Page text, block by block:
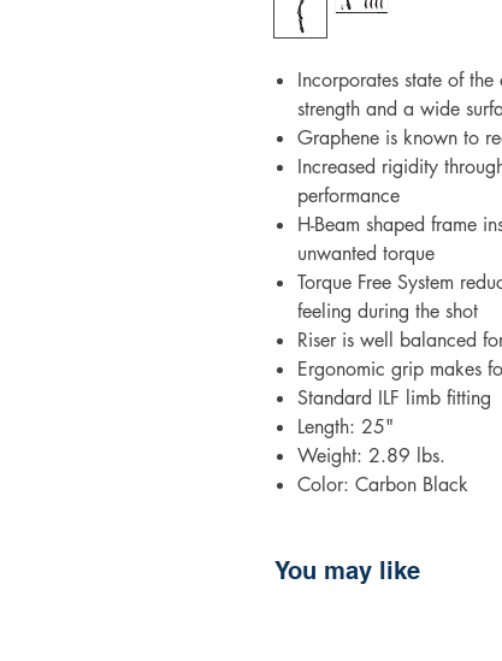
Incorporates state of
strength and a wide
Graphene is known to
Increased rigidity
performance
H-Beam shaped frame
unwanted torque
Torque Free System
feeling during the shot
Riser is well balanced
Ergonomic grip makes
Standard ILF limb fitting
Length: 25"
Weight: 2.89 lbs.
Color: Carbon Black
You may like